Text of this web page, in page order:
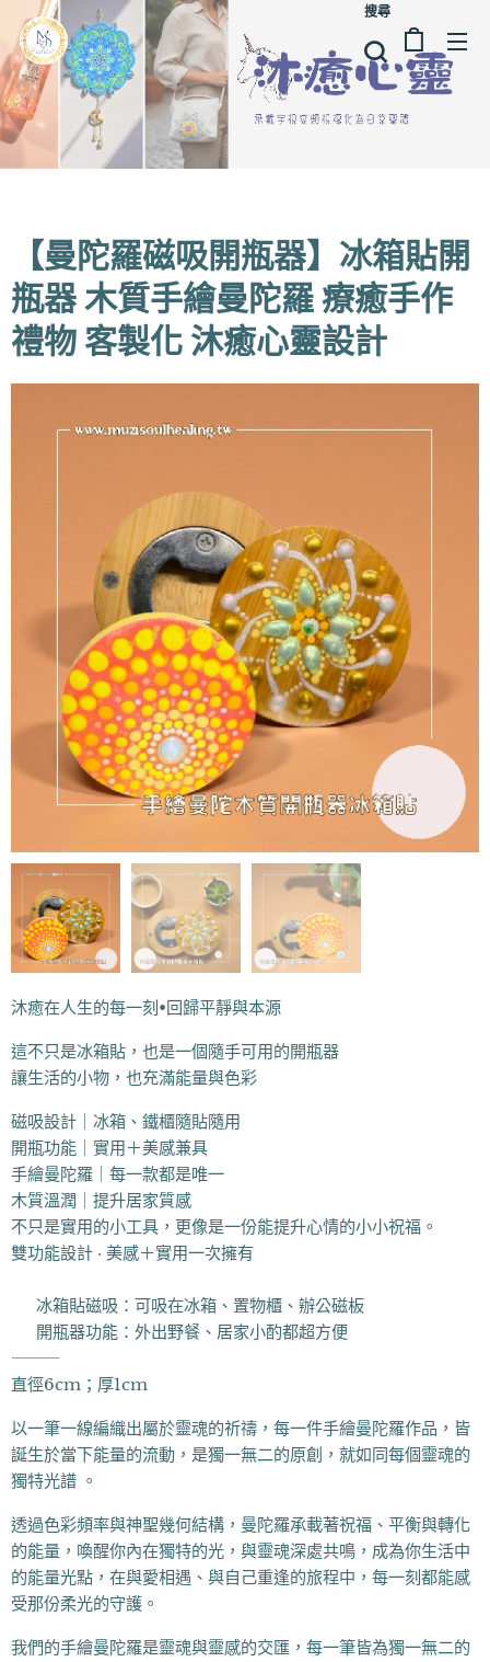
搜尋
【曼陀羅磁吸開瓶器】冰箱貼開
瓶器 木質手繪曼陀羅 療癒手作
禮物 客製化 沐癒心靈設計
沐癒在人生的每一刻•回歸平靜與本源
這不只是冰箱貼，也是一個隨手可用的開瓶器
讓生活的小物，也充滿能量與色彩
磁吸設計｜冰箱、鐵櫃隨貼隨用
開瓶功能｜實用＋美感兼具
手繪曼陀羅｜每一款都是唯一
木質溫潤｜提升居家質感
不只是實用的小工具，更像是一份能提升心情的小小祝福。
雙功能設計 · 美感＋實用一次擁有
✔ 冰箱貼磁吸：可吸在冰箱、置物櫃、辦公磁板
✔ 開瓶器功能：外出野餐、居家小酌都超方便
⸻
直徑6cm；厚1cm
以一筆一線編織出屬於靈魂的祈禱，每一件手繪曼陀羅作品，皆
誕生於當下能量的流動，是獨一無二的原創，就如同每個靈魂的
獨特光譜 。
透過色彩頻率與神聖幾何結構，曼陀羅承載著祝福、平衡與轉化
的能量，喚醒你內在獨特的光，與靈魂深處共鳴，成為你生活中
的能量光點，在與愛相遇、與自己重逢的旅程中，每一刻都能感
受那份柔光的守護。
我們的手繪曼陀羅是靈魂與靈感的交匯，每一筆皆為獨一無二的